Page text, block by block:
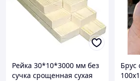
Рейка 30*10*3000 мм без
сучка срощенная сухая
Брус